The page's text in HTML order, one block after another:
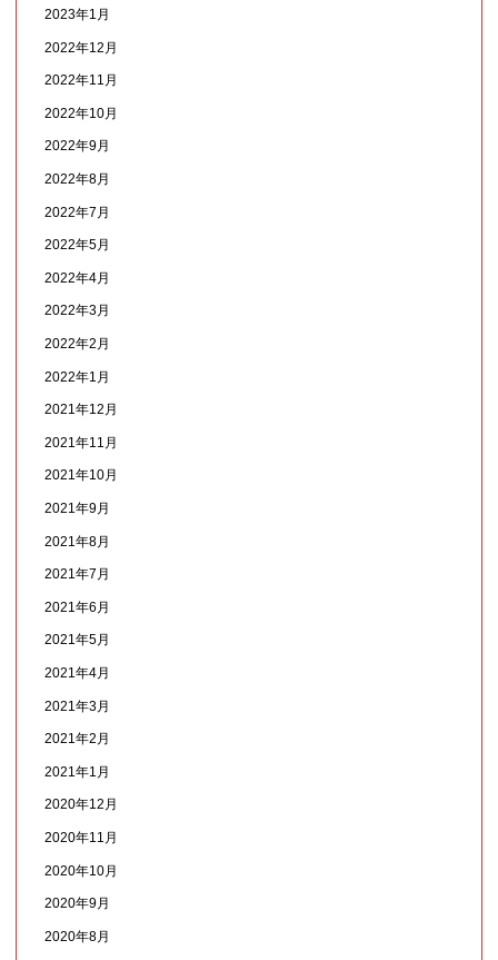
2023年1月
2022年12月
2022年11月
2022年10月
2022年9月
2022年8月
2022年7月
2022年5月
2022年4月
2022年3月
2022年2月
2022年1月
2021年12月
2021年11月
2021年10月
2021年9月
2021年8月
2021年7月
2021年6月
2021年5月
2021年4月
2021年3月
2021年2月
2021年1月
2020年12月
2020年11月
2020年10月
2020年9月
2020年8月